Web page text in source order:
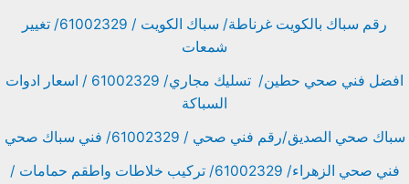
رقم سباك بالكويت غرناطة/ سباك الكويت / 61002329/ تغيير
شمعات
افضل فني صحي حطين/ تسليك مجاري/ 61002329 / اسعار ادوات
السباكة
سباك صحي الصديق/رقم فني صحي / 61002329/ فني سباك صحي
فني صحي الزهراء/ 61002329/ تركيب خلاطات واطقم حمامات /